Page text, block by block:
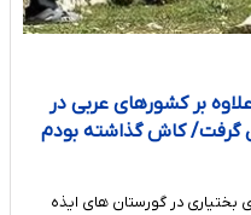
بر کشورهای عربی در
گرفت/ کاش گذاشته بودم
بختیاری در گورستان های ایذه